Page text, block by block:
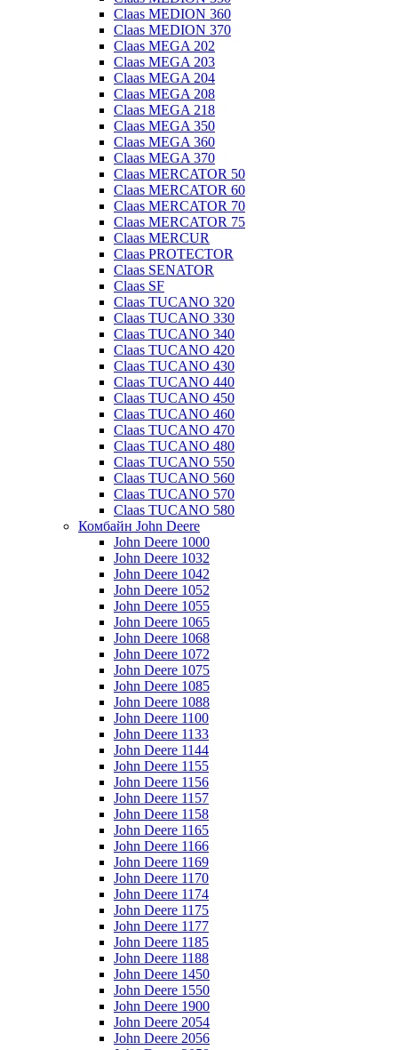
Claas MEDION 360
Claas MEDION 370
Claas MEGA 202
Claas MEGA 203
Claas MEGA 204
Claas MEGA 208
Claas MEGA 218
Claas MEGA 350
Claas MEGA 360
Claas MEGA 370
Claas MERCATOR 50
Claas MERCATOR 60
Claas MERCATOR 70
Claas MERCATOR 75
Claas MERCUR
Claas PROTECTOR
Claas SENATOR
Claas SF
Claas TUCANO 320
Claas TUCANO 330
Claas TUCANO 340
Claas TUCANO 420
Claas TUCANO 430
Claas TUCANO 440
Claas TUCANO 450
Claas TUCANO 460
Claas TUCANO 470
Claas TUCANO 480
Claas TUCANO 550
Claas TUCANO 560
Claas TUCANO 570
Claas TUCANO 580
Комбайн John Deere
John Deere 1000
John Deere 1032
John Deere 1042
John Deere 1052
John Deere 1055
John Deere 1065
John Deere 1068
John Deere 1072
John Deere 1075
John Deere 1085
John Deere 1088
John Deere 1100
John Deere 1133
John Deere 1144
John Deere 1155
John Deere 1156
John Deere 1157
John Deere 1158
John Deere 1165
John Deere 1166
John Deere 1169
John Deere 1170
John Deere 1174
John Deere 1175
John Deere 1177
John Deere 1185
John Deere 1188
John Deere 1450
John Deere 1550
John Deere 1900
John Deere 2054
John Deere 2056